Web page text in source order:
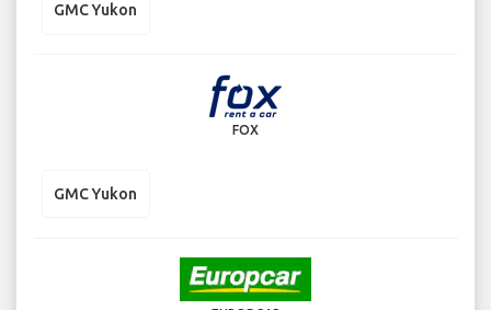
GMC Yukon
FOX
GMC Yukon